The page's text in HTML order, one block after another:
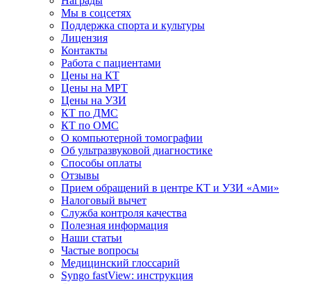
Мы в соцсетях
Поддержка спорта и культуры
Лицензия
Контакты
Работа с пациентами
Цены на КТ
Цены на МРТ
Цены на УЗИ
КТ по ДМС
КТ по ОМС
О компьютерной томографии
Об ультразвуковой диагностике
Способы оплаты
Отзывы
Прием обращений в центре КТ и УЗИ «Ами»
Налоговый вычет
Служба контроля качества
Полезная информация
Наши статьи
Частые вопросы
Медицинский глоссарий
Syngo fastView: инструкция